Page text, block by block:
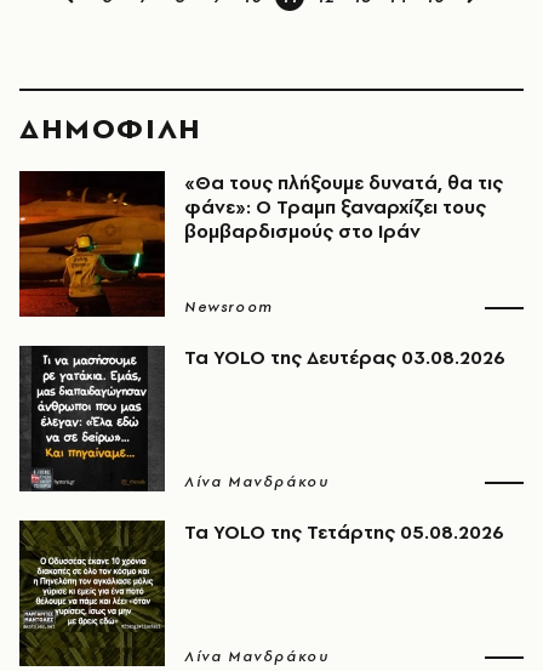
ΔΗΜΟΦΙΛΗ
«Θα τους πλήξουμε δυνατά, θα τις
φάνε»: Ο Τραμπ ξαναρχίζει τους
βομβαρδισμούς στο Ιράν
Newsroom
Τα YOLO της Δευτέρας 03.08.2026
Λίνα Μανδράκου
Τα YOLO της Τετάρτης 05.08.2026
Λίνα Μανδράκου